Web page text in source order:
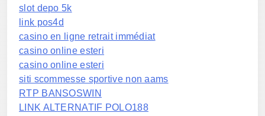
slot depo 5k
link pos4d
casino en ligne retrait immédiat
casino online esteri
casino online esteri
siti scommesse sportive non aams
RTP BANSOSWIN
LINK ALTERNATIF POLO188